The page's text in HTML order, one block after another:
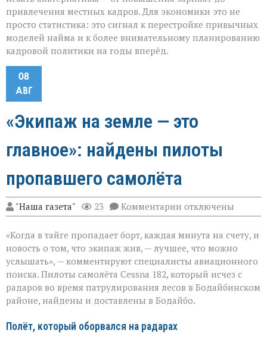
привлечения местных кадров. Для экономики это не
просто статистика: это сигнал к перестройке привычных
моделей найма и к более внимательному планированию
кадровой политики на годы вперёд.
08
АВГ
«Экипаж на земле — это
главное»: найдены пилоты
пропавшего самолёта
"Наша газета" 23 Комментарии к
записи
на
земле — это
главное»:
найдены
пилоты
пропавшего
самолёта
отключены
«Когда в тайге пропадает борт, каждая минута на счету, и
новость о том, что экипаж жив, — лучшее, что можно
услышать», — комментируют специалисты авиационного
поиска. Пилоты самолёта Cessna 182, который исчез с
радаров во время патрулирования лесов в Бодайбинском
районе, найдены и доставлены в Бодайбо.
Полёт, который оборвался на радарах